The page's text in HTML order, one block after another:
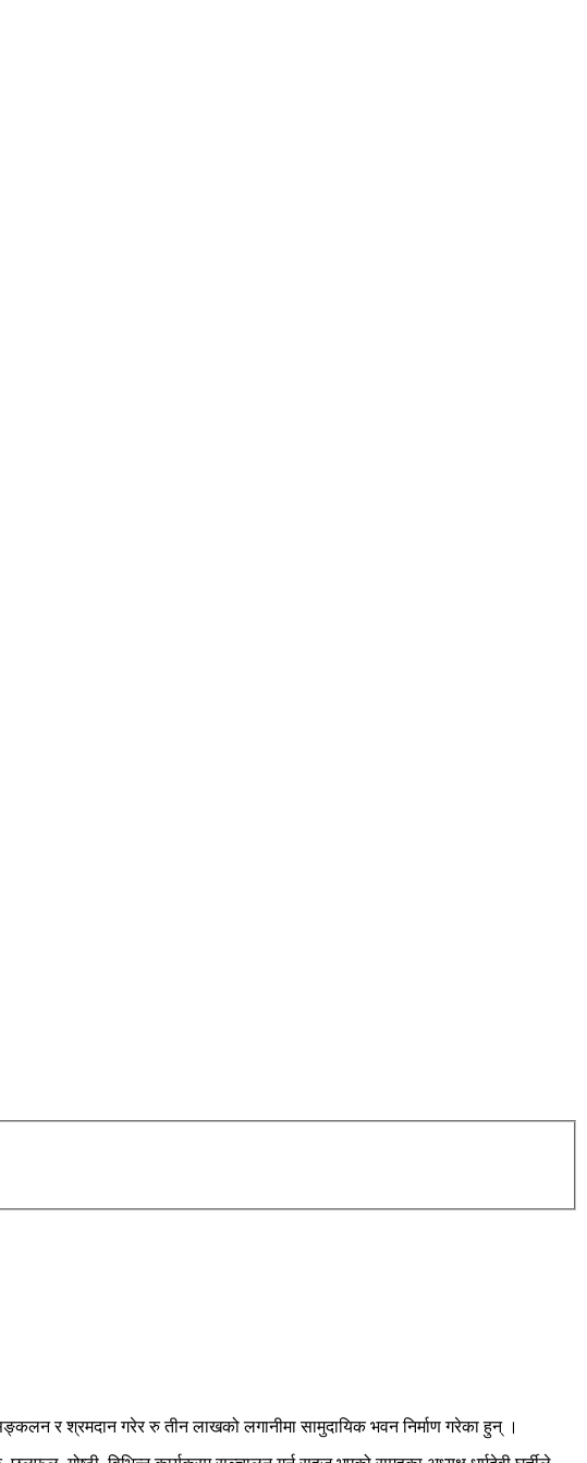
र श्रमदान गरेर रु तीन लाखको लगानीमा सामुदायिक भवन निर्माण गरेका हुन् ।